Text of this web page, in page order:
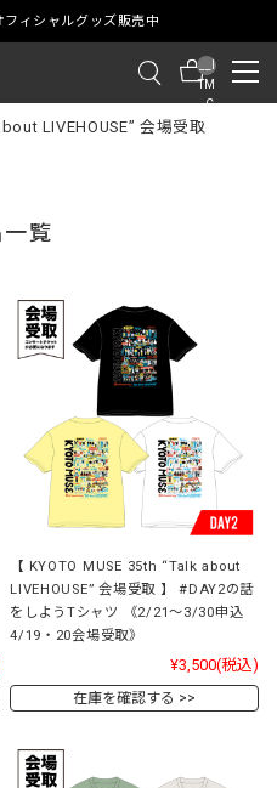
[ ROTTENGRAFFTY ]
__I
TM
_C
NT
LIVEHOUSE” 会場受取
覧
【 KYOTO MUSE 35th “Talk about
LIVEHOUSE” 会場受取 】 #DAY2の話
をしようTシャツ 《2/21～3/30申込
4/19・20会場受取》
¥3,500(税込)
在庫を確認する